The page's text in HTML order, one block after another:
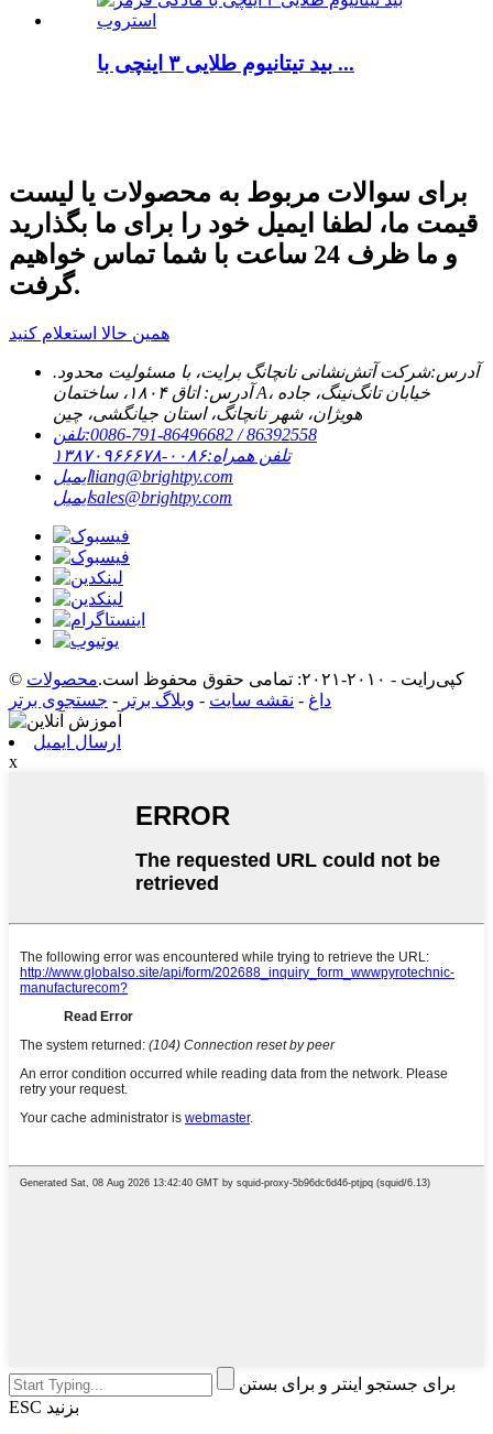
بید تیتانیوم طلایی ۳ اینچی با ...
برای سوالات مربوط به محصولات یا لیست
قیمت ما، لطفا ایمیل خود را برای ما بگذارید
و ما ظرف 24 ساعت با شما تماس خواهیم
گرفت.
همین حالا استعلام کنید
آدرس:شرکت آتش‌نشانی نانچانگ برایت، با مسئولیت محدود.
آدرس: اتاق ۱۸۰۴، ساختمان A، خیابان تانگ‌نینگ، جاده
هویژان، شهر نانچانگ، استان جیانگشی، چین
تلفن:‎0086-791-86496682 / 86392558‎
تلفن همراه:۰۰۸۶-۱۳۸۷۰۹۶۶۶۷۸
ایمیلliang@brightpy.com
ایمیلsales@brightpy.com
© کپی‌رایت - ۲۰۱۰-۲۰۲۱: تمامی حقوق محفوظ است.
محصولات
داغ - نقشه سایت - وبلاگ برتر - جستجوی برتر
ارسال ایمیل
x
برای جستجو اینتر و برای بستن
ESC بزنید